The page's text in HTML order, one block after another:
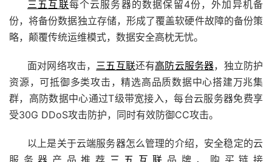
三五互联每个云服务器的数据保留4份，外加异机备
份，将备份数据独立存储，形成了覆盖软硬件故障的备份策
略，颠覆传统运维模式，数据安全高枕无忧。
面对网络攻击， 三五互联还有高防云服务器，独立防护
资源，可抵御多类攻击，精选高品质数据中心搭建万兆集
群，高防数据中心通过T级带宽接入，每台云服务器免费享
受30G DDoS攻击防护，同时有效防御CC攻击。
以上是关于云端服务器怎么管理的介绍，安全稳定的云
服务器产品推荐 三五互联 品牌，购买链接